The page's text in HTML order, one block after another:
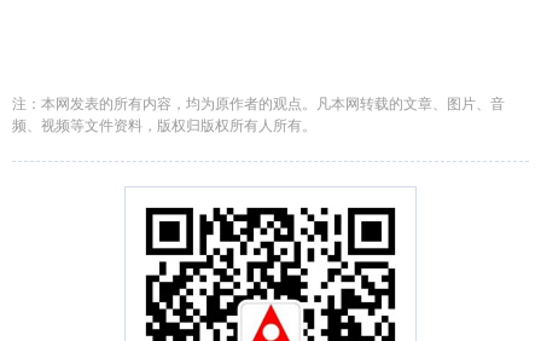
注：本网发表的所有内容，均为原作者的观点。凡本网转载的文章、图片、音
频、视频等文件资料，版权归版权所有人所有。